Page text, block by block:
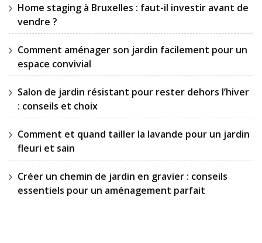
Home staging à Bruxelles : faut-il investir avant de
vendre ?
Comment aménager son jardin facilement pour un
espace convivial
Salon de jardin résistant pour rester dehors l’hiver
: conseils et choix
Comment et quand tailler la lavande pour un jardin
fleuri et sain
Créer un chemin de jardin en gravier : conseils
essentiels pour un aménagement parfait